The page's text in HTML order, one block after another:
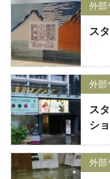
外部
ス
外部
ス
シ
外部